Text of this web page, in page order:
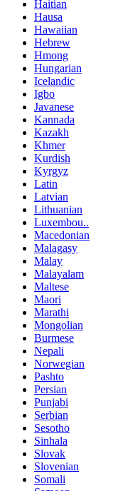
Haitian
Hausa
Hawaiian
Hebrew
Hmong
Hungarian
Icelandic
Igbo
Javanese
Kannada
Kazakh
Khmer
Kurdish
Kyrgyz
Latin
Latvian
Lithuanian
Luxembou..
Macedonian
Malagasy
Malay
Malayalam
Maltese
Maori
Marathi
Mongolian
Burmese
Nepali
Norwegian
Pashto
Persian
Punjabi
Serbian
Sesotho
Sinhala
Slovak
Slovenian
Somali